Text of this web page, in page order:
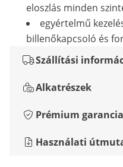
eloszlás minden
egyértelmű
billenőkapcsoló és
Szállítási
Alkatrészek
Prémium garancia
Használati